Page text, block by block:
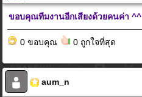
ขอบคุณทีมงานอีกเสียงด้วยคนค่า ^^
0 ขอบคุณ 0 ถูกใจที่สุด
aum_n